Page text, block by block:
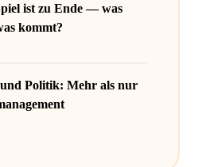
ist zu Ende — was
kommt?
und Politik: Mehr als nur